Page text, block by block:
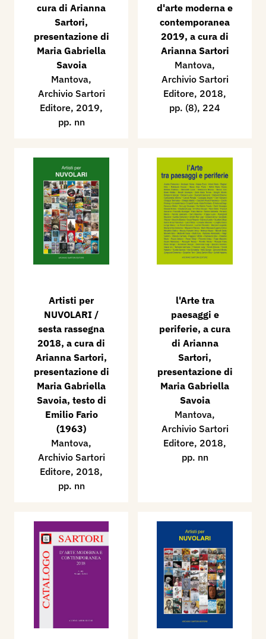
cura di Arianna
Sartori,
presentazione di
Maria Gabriella
Savoia
Mantova,
Archivio Sartori
Editore, 2019,
pp. nn
d'arte moderna e
contemporanea
2019, a cura di
Arianna Sartori
Mantova,
Archivio Sartori
Editore, 2018,
pp. (8), 224
Artisti per
NUVOLARI /
sesta rassegna
2018, a cura di
Arianna Sartori,
presentazione di
Maria Gabriella
Savoia, testo di
Emilio Fario
(1963)
Mantova,
Archivio Sartori
Editore, 2018,
pp. nn
l'Arte tra
paesaggi e
periferie, a cura
di Arianna
Sartori,
presentazione di
Maria Gabriella
Savoia
Mantova,
Archivio Sartori
Editore, 2018,
pp. nn